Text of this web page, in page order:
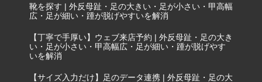
靴を探す | 外反母趾・足の大きい・足が小さい・甲高幅
広・足が細い・踵が脱げやすいを解消
【丁寧で手厚い】ウェブ来店予約 | 外反母趾・足の大き
い・足が小さい・甲高幅広・足が細い・踵が脱げやす
いを解消
【サイズ入力だけ】足のデータ連携 | 外反母趾・足の大